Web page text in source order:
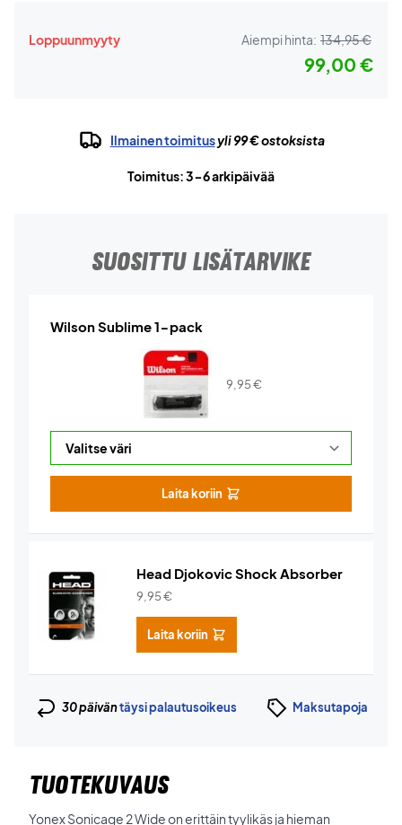
Loppuunmyyty Aiempi hinta: 134,95 €
99,00 €
Ilmainen toimitusyli 99 € ostoksista
Toimitus: 3-6 arkipäivää
SUOSITTU LISÄTARVIKE
Wilson Sublime 1-pack
9,95€
Laita koriin
Head Djokovic Shock Absorber
9,95€
Laita koriin
30 päiväntäysi palautusoikeus Maksutapoja
TUOTEKUVAUS
Yonex Sonicage 2 Wide on erittäin tyylikäs ja hieman